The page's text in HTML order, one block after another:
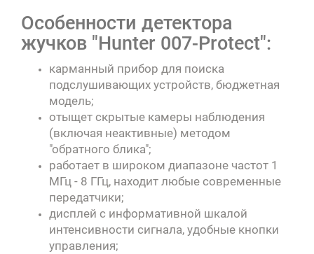
Особенности детектора
жучков "Hunter 007-Protect":
карманный прибор для поиска
подслушивающих устройств, бюджетная
модель;
отыщет скрытые камеры наблюдения
(включая неактивные) методом
"обратного блика";
работает в широком диапазоне частот 1
МГц - 8 ГГц, находит любые современные
передатчики;
дисплей с информативной шкалой
интенсивности сигнала, удобные кнопки
управления;